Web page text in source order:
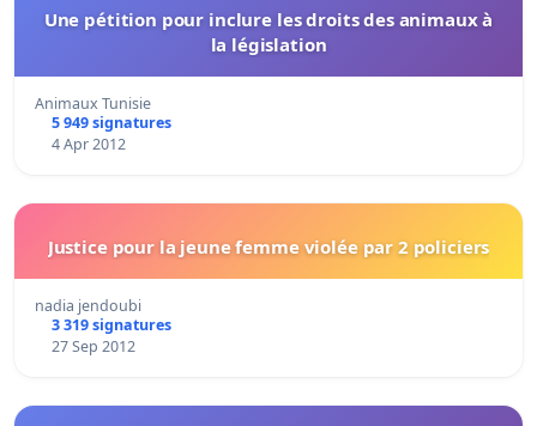
Une pétition pour inclure les droits des animaux à
la législation
Animaux Tunisie
5 949 signatures
4 Apr 2012
Justice pour la jeune femme violée par 2 policiers
nadia jendoubi
3 319 signatures
27 Sep 2012